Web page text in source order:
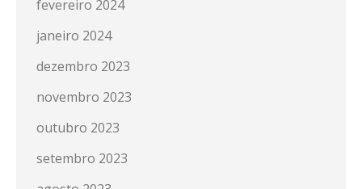
fevereiro 2024
janeiro 2024
dezembro 2023
novembro 2023
outubro 2023
setembro 2023